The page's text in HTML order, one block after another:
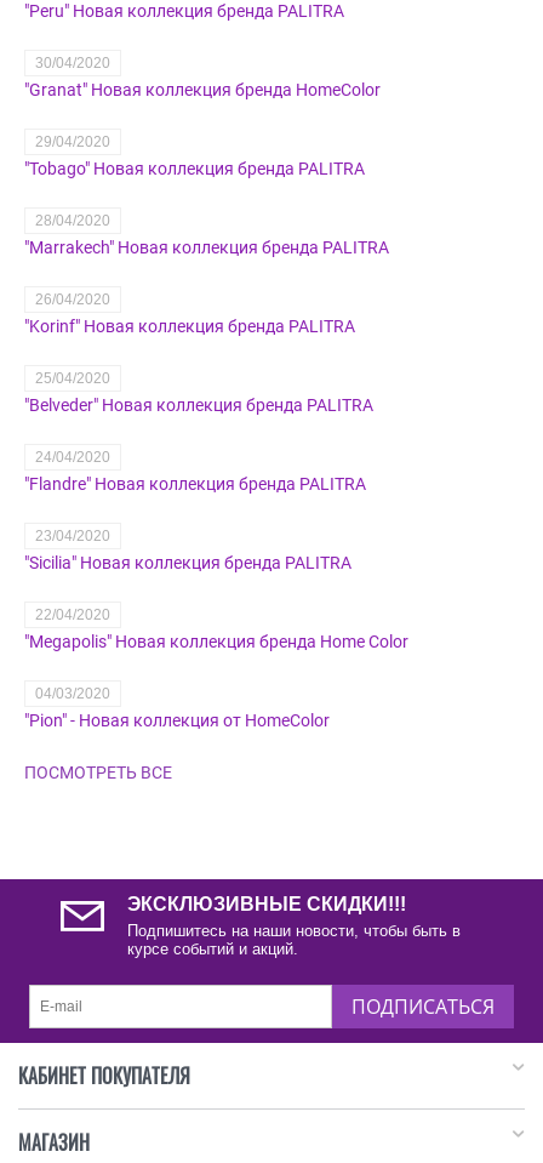
"Peru" Новая коллекция бренда PALITRA
30/04/2020
"Granat" Новая коллекция бренда HomeColor
29/04/2020
"Tobago" Новая коллекция бренда PALITRA
28/04/2020
"Marrakech" Новая коллекция бренда PALITRA
26/04/2020
"Korinf" Новая коллекция бренда PALITRA
25/04/2020
​"Belveder" Новая коллекция бренда PALITRA
24/04/2020
"Flandre" Новая коллекция бренда PALITRA
23/04/2020
"Sicilia" Новая коллекция бренда PALITRA
22/04/2020
"Megapolis" Новая коллекция бренда Home Color
04/03/2020
"Pion" - Новая коллекция от HomeColor
ПОСМОТРЕТЬ ВСЕ
ЭКСКЛЮЗИВНЫЕ СКИДКИ!!!
Подпишитесь на наши новости, чтобы быть в
курсе событий и акций.
ПОДПИСАТЬСЯ
КАБИНЕТ ПОКУПАТЕЛЯ
МАГАЗИН